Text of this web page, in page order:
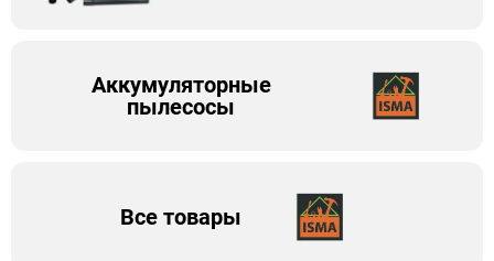
Аккумуляторные
пылесосы
Все товары